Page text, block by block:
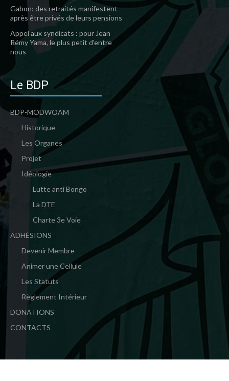
Gabon: des retraités manifestent
après être privés de leurs pensions
Appel aux syndicats : pour Jean
Rémy Yama, le plus petit d’entre
nous
Le BDP
BDP-MODWOAM
Historique
Les Organes
Projet
Idéologie
Lutte anti Bongo
La DTE
Charte 3e Voie
ADHÉSIONS
Devenir Membre
Animer une Cellule
Les Statuts
Règlement Intérieur
DONATIONS
CONTACTS